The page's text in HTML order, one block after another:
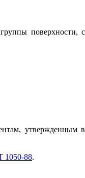
поверхности, с
утвержденнымв
1050-88.